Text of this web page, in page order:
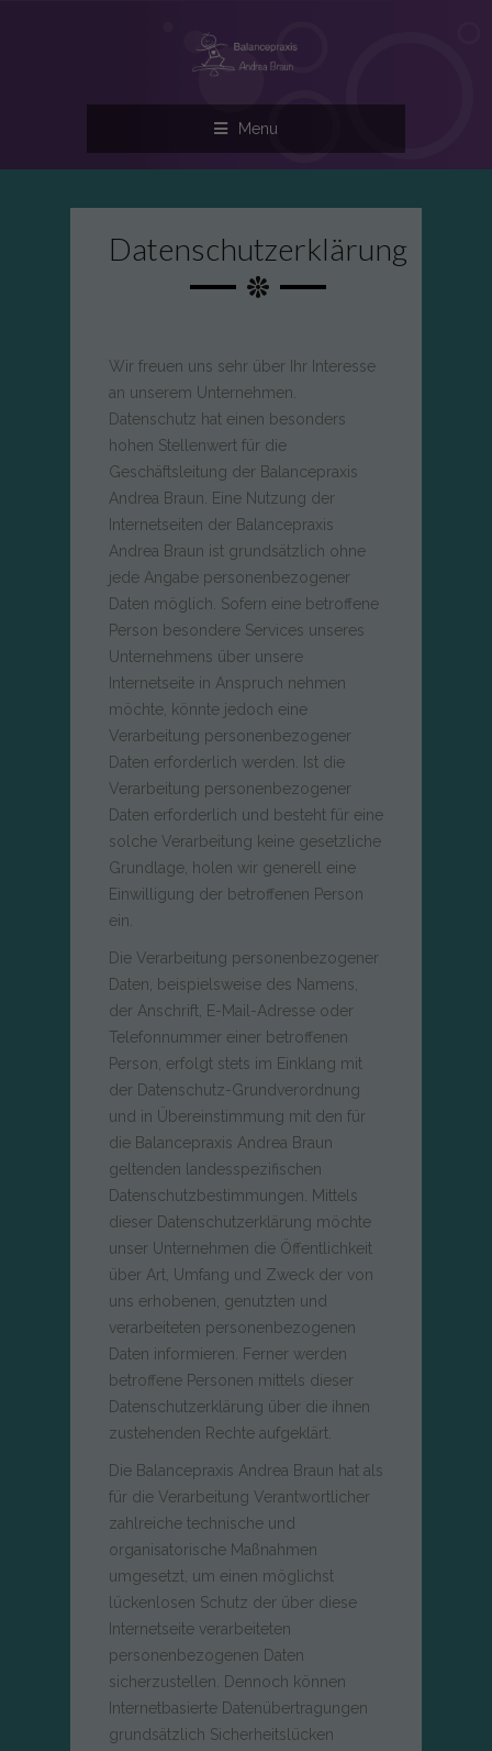
Menu
Datenschutzerklärung
Wir freuen uns sehr über Ihr Interesse
an unserem Unternehmen.
Datenschutz hat einen besonders
hohen Stellenwert für die
Geschäftsleitung der Balancepraxis
Andrea Braun. Eine Nutzung der
Internetseiten der Balancepraxis
Andrea Braun ist grundsätzlich ohne
jede Angabe personenbezogener
Daten möglich. Sofern eine betroffene
Person besondere Services unseres
Unternehmens über unsere
Internetseite in Anspruch nehmen
möchte, könnte jedoch eine
Verarbeitung personenbezogener
Daten erforderlich werden. Ist die
Verarbeitung personenbezogener
Daten erforderlich und besteht für eine
solche Verarbeitung keine gesetzliche
Grundlage, holen wir generell eine
Einwilligung der betroffenen Person
ein.
Die Verarbeitung personenbezogener
Daten, beispielsweise des Namens,
der Anschrift, E-Mail-Adresse oder
Telefonnummer einer betroffenen
Person, erfolgt stets im Einklang mit
der Datenschutz-Grundverordnung
und in Übereinstimmung mit den für
die Balancepraxis Andrea Braun
geltenden landesspezifischen
Datenschutzbestimmungen. Mittels
dieser Datenschutzerklärung möchte
unser Unternehmen die Öffentlichkeit
über Art, Umfang und Zweck der von
uns erhobenen, genutzten und
verarbeiteten personenbezogenen
Daten informieren. Ferner werden
betroffene Personen mittels dieser
Datenschutzerklärung über die ihnen
zustehenden Rechte aufgeklärt.
Die Balancepraxis Andrea Braun hat als
für die Verarbeitung Verantwortlicher
zahlreiche technische und
organisatorische Maßnahmen
umgesetzt, um einen möglichst
lückenlosen Schutz der über diese
Internetseite verarbeiteten
personenbezogenen Daten
sicherzustellen. Dennoch können
Internetbasierte Datenübertragungen
grundsätzlich Sicherheitslücken